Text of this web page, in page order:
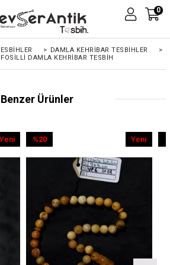
0
> DAMLA KEHRİBAR TESBİHLER
>
DAMLA KEHRIBAR TESBIH
Benzer Ürünler
%9
%9İndirim